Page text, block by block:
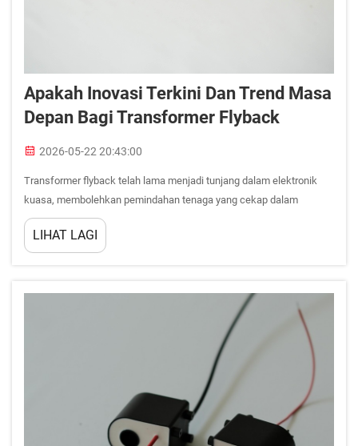
Apakah Inovasi Terkini Dan Trend Masa
Depan Bagi Transformer Flyback
2026-05-22 20:43:00
Transformer flyback telah lama menjadi tunjang dalam elektronik
kuasa, membolehkan pemindahan tenaga yang cekap dalam
pelbagai aplikasi — dari elektronik pengguna hingga bekalan kuasa
industri. Namun, teknologi ini jauh daripada statik. Dalam beberapa
LIHAT LAGI